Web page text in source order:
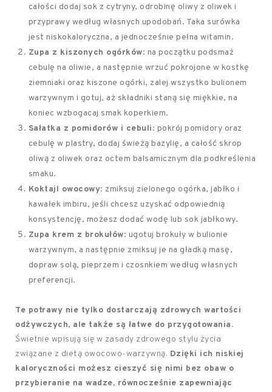
całości dodaj sok z cytryny, odrobinę oliwy z oliwek i
przyprawy według własnych upodobań. Taka surówka
jest niskokaloryczna, a jednocześnie pełna witamin.
Zupa z kiszonych ogórków: na początku podsmaż
cebulę na oliwie, a następnie wrzuć pokrojone w kostkę
ziemniaki oraz kiszone ogórki, zalej wszystko bulionem
warzywnym i gotuj, aż składniki staną się miękkie, na
koniec wzbogacaj smak koperkiem.
Sałatka z pomidorów i cebuli: pokrój pomidory oraz
cebulę w plastry, dodaj świeżą bazylię, a całość skrop
oliwą z oliwek oraz octem balsamicznym dla podkreślenia
smaku.
Koktajl owocowy: zmiksuj zielonego ogórka, jabłko i
kawałek imbiru, jeśli chcesz uzyskać odpowiednią
konsystencję, możesz dodać wodę lub sok jabłkowy.
Zupa krem z brokułów: ugotuj brokuły w bulionie
warzywnym, a następnie zmiksuj je na gładką masę,
dopraw solą, pieprzem i czosnkiem według własnych
preferencji.
Te potrawy nie tylko dostarczają zdrowych wartości
odżywczych, ale także są łatwe do przygotowania.
Świetnie wpisują się w zasady zdrowego stylu życia
związane z dietą owocowo-warzywną. Dzięki ich niskiej
kaloryczności możesz cieszyć się nimi bez obaw o
przybieranie na wadze, równocześnie zapewniając